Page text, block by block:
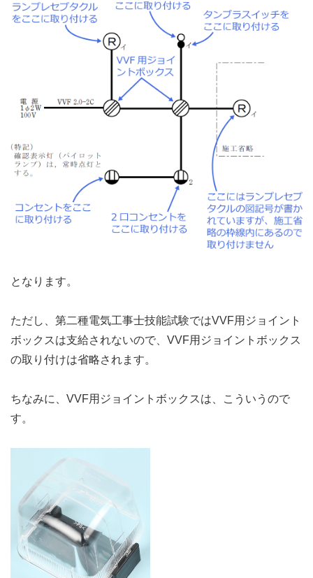
となります。
ただし、第二種電気工事士技能試験ではVVF用ジョイント
ボックスは支給されないので、VVF用ジョイントボックス
の取り付けは省略されます。
ちなみに、VVF用ジョイントボックスは、こういうので
す。